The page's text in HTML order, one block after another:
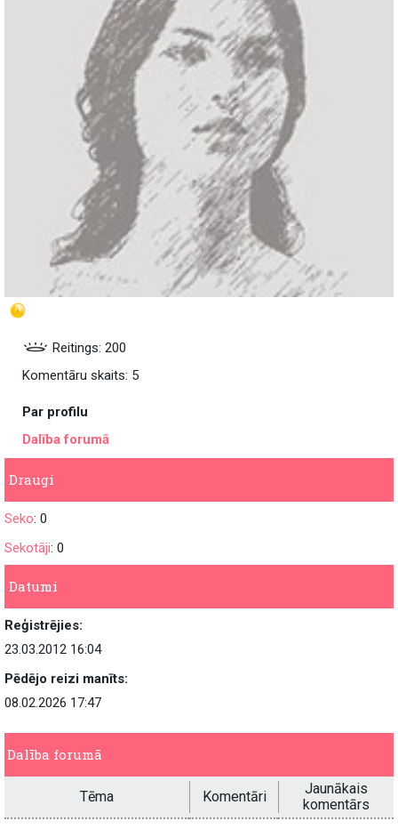
Reitings: 200
Komentāru skaits: 5
Par profilu
Dalība forumā
Draugi
Seko: 0
Sekotāji: 0
Datumi
Reģistrējies:
23.03.2012 16:04
Pēdējo reizi manīts:
08.02.2026 17:47
Dalība forumā
Tēma Komentāri
Jaunākais
komentārs